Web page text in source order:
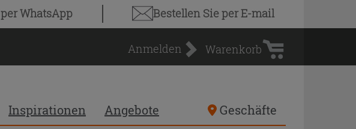
per WhatsApp Bestellen Sieper E-mail
Anmelden
Warenkorb
Warenkorb
Inspirationen Angebote Geschäfte